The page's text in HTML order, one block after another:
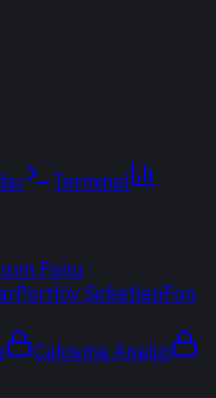
Terminal
Fonu
Portföy ŞirketleriFon
Çakışma Analizi